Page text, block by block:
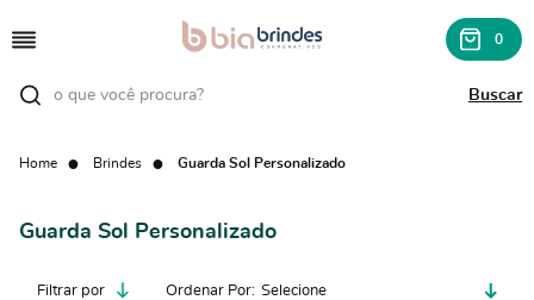
0
Guarda Sol Personalizado
Home Brindes Guarda Sol Personalizado
Filtrar por Ordenar Por Selecione